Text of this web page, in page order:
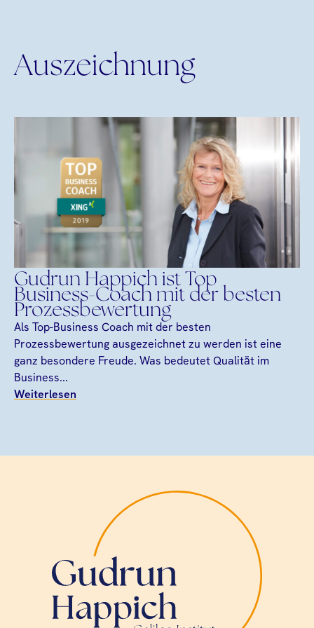
Auszeichnung
Gudrun Happich ist Top
Business-Coach mit der besten
Prozessbewertung
Als Top-Business Coach mit der besten
Prozessbewertung ausgezeichnet zu werden ist eine
ganz besondere Freude. Was bedeutet Qualität im
Business...
Weiterlesen